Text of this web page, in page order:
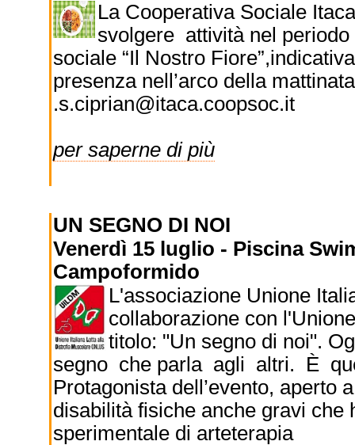
La Cooperativa Sociale
svolgere attività nel
sociale “Il Nostro
presenza nell’arco della
.s.ciprian@itaca.coopsoc.it
per saperne di più
UN SEGNO DI NOI
Venerdì 15 luglio - Piscina
Campoformido
L'associazione Unione
collaborazione con
titolo: "Un segno di noi".
segno che parla agli altri. È
Protagonista dell’evento, aperto
disabilità fisiche anche gravi
sperimentale di arteterapia